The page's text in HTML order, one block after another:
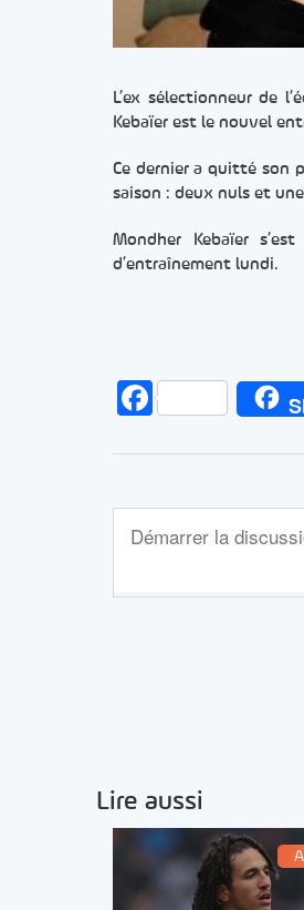
L’ex sélectionneur de
Kebaïer est le nouvel
Ce dernier a quitté son
saison : deux nuls et
Mondher Kebaïer
d’entraînement lundi.
Lire aussi